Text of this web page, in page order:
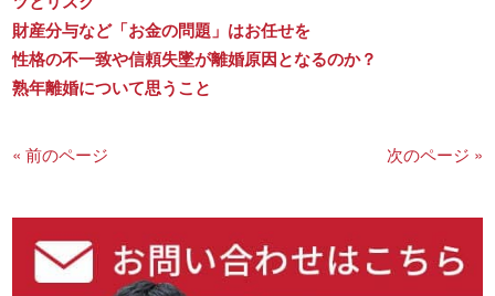
財産分与など「お金の問題」はお任せを
性格の不一致や信頼失墜が離婚原因となるのか？
熟年離婚について思うこと
« 前のページ 次のページ »